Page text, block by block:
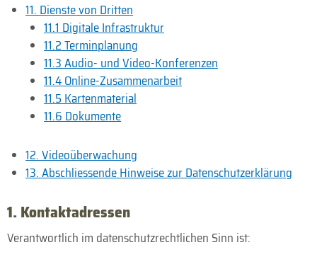
11. Dienste von Dritten
11.1 Digitale Infrastruktur
11.2 Terminplanung
11.3 Audio- und Video-Konferenzen
11.4 Online-Zusammenarbeit
11.5 Kartenmaterial
11.6 Dokumente
12. Videoüberwachung
13. Abschliessende Hinweise zur Daten­schutz­erklärung
1. Kontakt­adressen
Verantwortlich im daten­schutz­rechtlichen Sinn ist: